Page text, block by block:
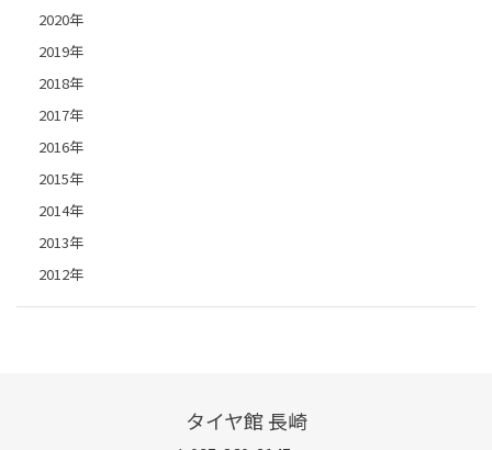
2020年
2019年
2018年
2017年
2016年
2015年
2014年
2013年
2012年
タイヤ館 長崎